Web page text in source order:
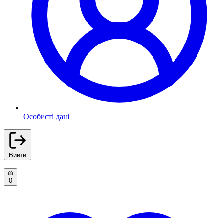
Особисті дані
Вийти
0